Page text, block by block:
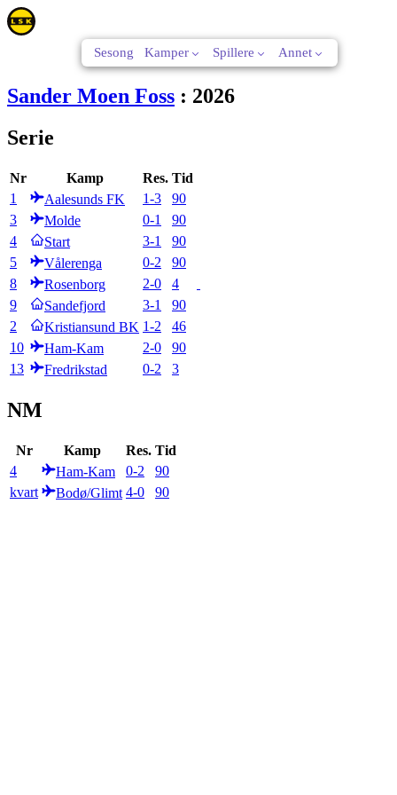
Sesong Kamper Spillere Annet
Sander Moen Foss : 2026
Serie
Nr Kamp Res. Tid
1
Aalesunds FK 1-3
90
3
Molde 0-1
90
4
Start 3-1
90
5
Vålerenga 0-2
90
8
Rosenborg 2-0
4
9
Sandefjord 3-1
90
2
Kristiansund BK 1-2
46
10
Ham-Kam 2-0
90
13
Fredrikstad 0-2 3
NM
Nr Kamp Res. Tid
4
Ham-Kam 0-2
90
kvart
Bodø/Glimt 4-0 90